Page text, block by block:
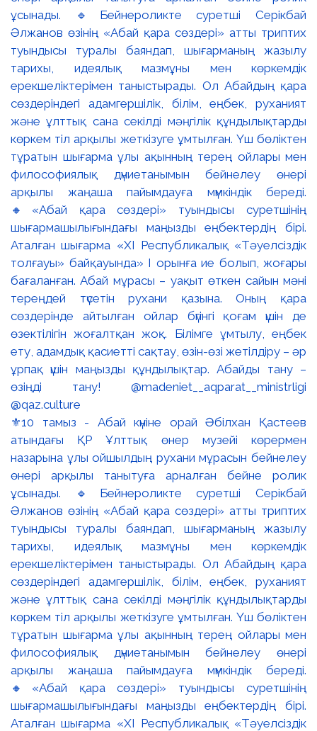
⚜️10 тамыз - Абай күніне орай Әбілхан Қастеев
атындағы ҚР Ұлттық өнер музейі көрермен
назарына ұлы ойшылдың рухани мұрасын бейнелеу
өнері арқылы танытуға арналған бейне ролик
ұсынады. 🔹Бейнероликте суретші Серікбай
Әлжанов өзінің «Абай қара сөздері» атты триптих
туындысы туралы баяндап, шығарманың жазылу
тарихы, идеялық мазмұны мен көркемдік
ерекшеліктерімен таныстырады. Ол Абайдың қара
сөздеріндегі адамгершілік, білім, еңбек, руханият
және ұлттық сана секілді мәңгілік құндылықтарды
көркем тіл арқылы жеткізуге ұмтылған. Үш бөліктен
тұратын шығарма ұлы ақынның терең ойлары мен
философиялық дүниетанымын бейнелеу өнері
арқылы жаңаша пайымдауға мүмкіндік береді.
🔸«Абай қара сөздері» туындысы суретшінің
шығармашылығындағы маңызды еңбектердің бірі.
Аталған шығарма «XI Республикалық «Тәуелсіздік